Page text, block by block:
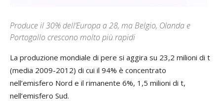
Produce il 30% dell’Europa a 28, ma Belgio, Olanda e
Portogallo crescono molto più rapidi
La produzione mondiale di pere si aggira su 23,2 milioni di t
(media 2009-2012) di cui il 94% è concentrato
nell’emisfero Nord e il rimanente 6%, 1,5 milioni di t,
nell’emisfero Sud.